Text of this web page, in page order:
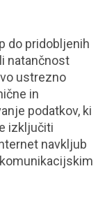
do pridobljenih
natančnost
ustrezno
in
podatkov, ki
izključiti
navkljub